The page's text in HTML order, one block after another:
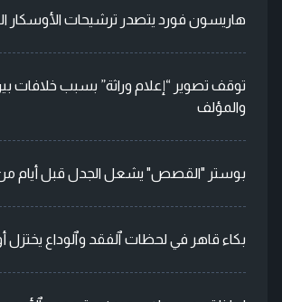
هاريسون فورد يتصدر ترشيحات الأوسكار
توقف تصوير “إعلام وراثة” بسبب خلافات
والمؤلف
بوستر "القصص" يشعل الجدل قبل أيام
بكاء قاهر في لحظات ٱلفقد وٱلوداع يختزل